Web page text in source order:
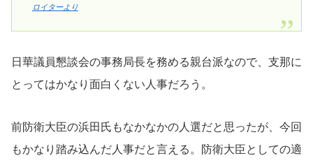
ロイターより
日華議員懇談会の事務局長を務める親台派なので、支那に
とってはかなり面白くない人事だろう。
前防衛大臣の浜田氏もなかなかの人選だと思ったが、今回
もかなり踏み込んだ人事だと言える。防衛大臣としての適